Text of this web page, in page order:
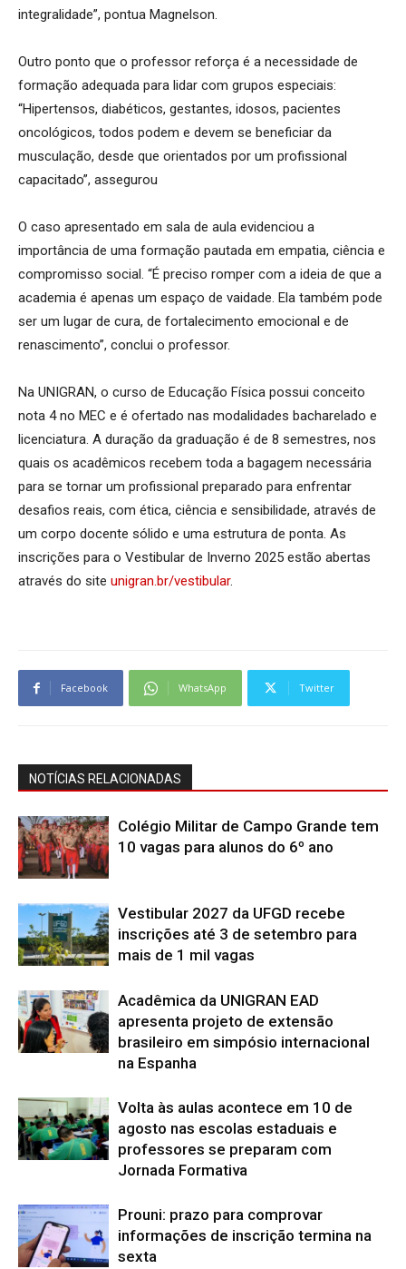
integralidade”, pontua Magnelson.
Outro ponto que o professor reforça é a necessidade de
formação adequada para lidar com grupos especiais:
“Hipertensos, diabéticos, gestantes, idosos, pacientes
oncológicos, todos podem e devem se beneficiar da
musculação, desde que orientados por um profissional
capacitado”, assegurou
O caso apresentado em sala de aula evidenciou a
importância de uma formação pautada em empatia, ciência e
compromisso social. “É preciso romper com a ideia de que a
academia é apenas um espaço de vaidade. Ela também pode
ser um lugar de cura, de fortalecimento emocional e de
renascimento”, conclui o professor.
Na UNIGRAN, o curso de Educação Física possui conceito
nota 4 no MEC e é ofertado nas modalidades bacharelado e
licenciatura. A duração da graduação é de 8 semestres, nos
quais os acadêmicos recebem toda a bagagem necessária
para se tornar um profissional preparado para enfrentar
desafios reais, com ética, ciência e sensibilidade, através de
um corpo docente sólido e uma estrutura de ponta. As
inscrições para o Vestibular de Inverno 2025 estão abertas
através do site unigran.br/vestibular.
Facebook WhatsApp Twitter
NOTÍCIAS RELACIONADAS
Colégio Militar de Campo Grande tem
10 vagas para alunos do 6º ano
Vestibular 2027 da UFGD recebe
inscrições até 3 de setembro para
mais de 1 mil vagas
Acadêmica da UNIGRAN EAD
apresenta projeto de extensão
brasileiro em simpósio internacional
na Espanha
Volta às aulas acontece em 10 de
agosto nas escolas estaduais e
professores se preparam com
Jornada Formativa
Prouni: prazo para comprovar
informações de inscrição termina na
sexta